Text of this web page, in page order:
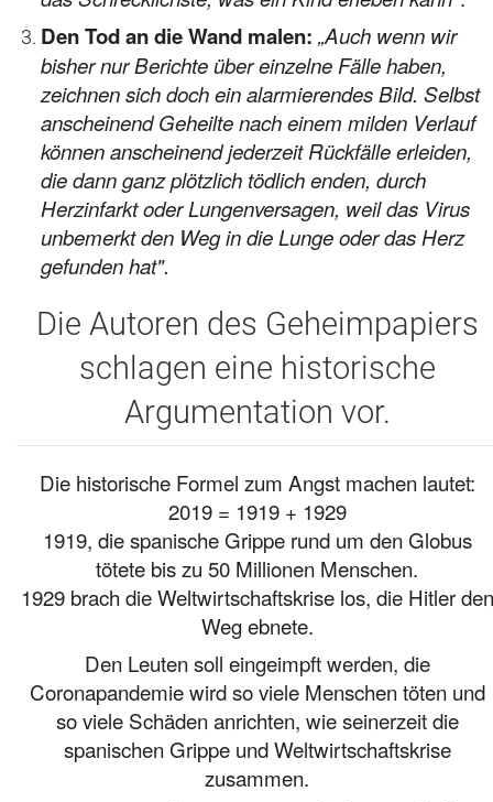
Den Tod an die Wand malen: „Auch wenn wir
bisher nur Berichte über einzelne Fälle haben,
zeichnen sich doch ein alarmierendes Bild. Selbst
anscheinend Geheilte nach einem milden Verlauf
können anscheinend jederzeit Rückfälle erleiden,
die dann ganz plötzlich tödlich enden, durch
Herzinfarkt oder Lungenversagen, weil das Virus
unbemerkt den Weg in die Lunge oder das Herz
gefunden hat".
Die Autoren des Geheimpapiers
schlagen eine historische
Argumentation vor.
Die historische Formel zum Angst machen lautet:
2019 = 1919 + 1929
1919, die spanische Grippe rund um den Globus
tötete bis zu 50 Millionen Menschen.
1929 brach die Weltwirtschaftskrise los, die Hitler den
Weg ebnete.
Den Leuten soll eingeimpft werden, die
Coronapandemie wird so viele Menschen töten und
so viele Schäden anrichten, wie seinerzeit die
spanischen Grippe und Weltwirtschaftskrise
zusammen.